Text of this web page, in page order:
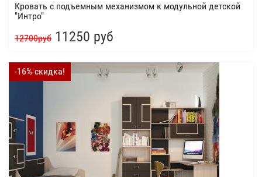
Кровать с подъемным механизмом к модульной детской
"Интро"
12700руб 11250 руб
-16% скидка!